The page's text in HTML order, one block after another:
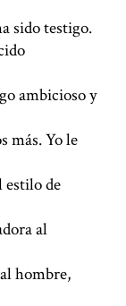
sido testigo.
ambicioso y
más. Yo le
estilo de
al
hombre,